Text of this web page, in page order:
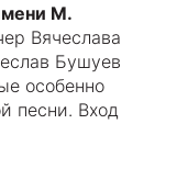
М.
Вячеслава
Бушуев
особенно
песни. Вход